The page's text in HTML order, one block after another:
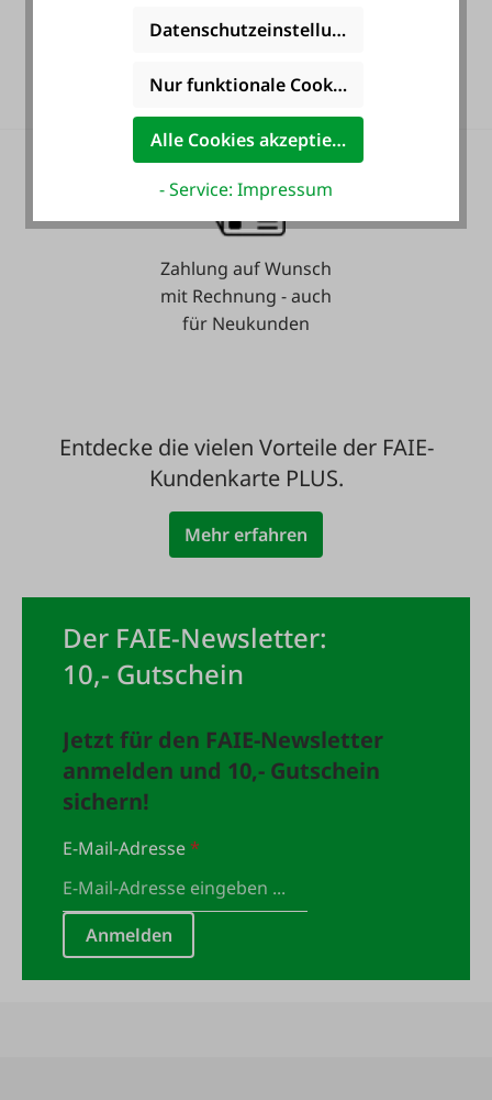
36 Monate
Zahlung auf Wunsch
mit Rechnung - auch
für Neukunden
Entdecke die vielen Vorteile der FAIE-
Kundenkarte PLUS.
Mehr erfahren
Der FAIE-Newsletter:
10,- Gutschein
Jetzt für den FAIE-Newsletter
anmelden und 10,- Gutschein
sichern!
E-Mail-Adresse*
Anmelden
Datenschutzeinstellungen
Nur funktionale Cookies akzeptieren
Alle Cookies akzeptieren
- Service: Impressum